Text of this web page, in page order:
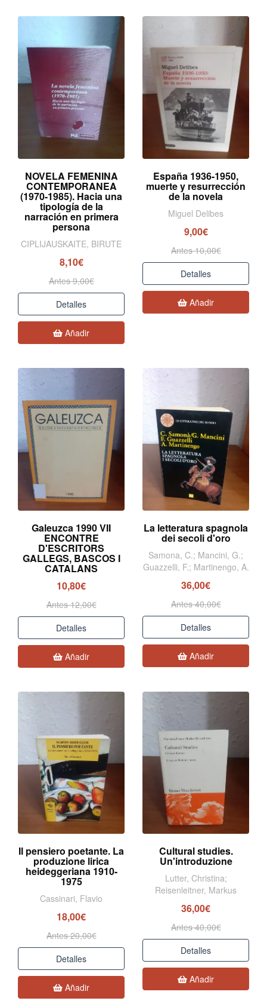
NOVELA FEMENINA
CONTEMPORANEA
(1970-1985). Hacia una
tipología de la
narración en primera
persona
CIPLIJAUSKAITE, BIRUTE
8,10€
Antes 9,00€
Detalles
Añadir
España 1936-1950,
muerte y resurrección
de la novela
Miguel Delibes
9,00€
Antes 10,00€
Detalles
Añadir
Galeuzca 1990 VII
ENCONTRE
D'ESCRITORS
GALLEGS, BASCOS I
CATALANS
10,80€
Antes 12,00€
Detalles
Añadir
La letteratura spagnola
dei secoli d'oro
Samona, C.; Mancini, G.;
Guazzelli, F.; Martinengo, A.
36,00€
Antes 40,00€
Detalles
Añadir
Il pensiero poetante. La
produzione lirica
heideggeriana 1910-
1975
Cassinari, Flavio
18,00€
Antes 20,00€
Detalles
Añadir
Cultural studies.
Un'introduzione
Lutter, Christina;
Reisenleitner, Markus
36,00€
Antes 40,00€
Detalles
Añadir